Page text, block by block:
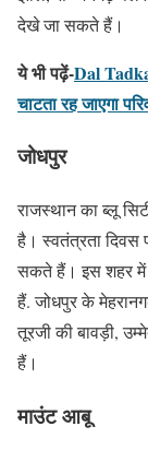
देखे जा सकते हैं।
ये भी पढ़ें-Dal
चाटता रह जाएगा
जोधपुर
राजस्थान का ब्लू
है। स्वतंत्रता
सकते हैं। इस शहर में
हैं. जोधपुर के
तूरजी की बावड़ी,
हैं।
माउंट आबू